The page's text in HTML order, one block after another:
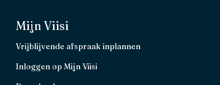
Mijn Viisi
Vrijblijvende afspraak inplannen
Inloggen op Mijn Viisi